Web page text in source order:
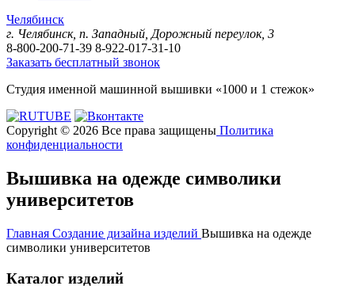
Челябинск
г. Челябинск, п. Западный, Дорожный переулок, 3
8-800-200-71-39 8-922-017-31-10
Заказать бесплатный звонок
Студия именной машинной вышивки «1000 и 1 стежок»
Copyright © 2026 Все права защищены Политика
конфиденциальности
Вышивка на одежде символики
университетов
Главная Создание дизайна изделий Вышивка на одежде
символики университетов
Каталог изделий